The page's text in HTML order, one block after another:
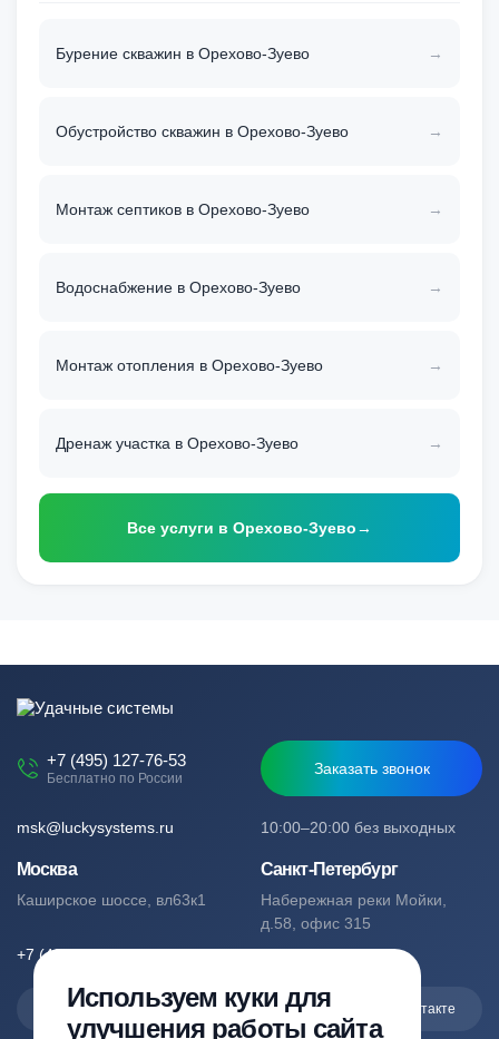
Бурение скважин в Орехово-Зуево
Обустройство скважин в Орехово-Зуево
Монтаж септиков в Орехово-Зуево
Водоснабжение в Орехово-Зуево
Монтаж отопления в Орехово-Зуево
Дренаж участка в Орехово-Зуево
Все услуги в Орехово-Зуево
+7 (495) 127-76-53
Бесплатно по России
Заказать звонок
10:00–20:00 без выходных
msk@luckysystems.ru
Москва
Каширское шоссе, вл63к1
+7 (495) 127-76-53
Санкт-Петербург
Набережная реки Мойки,
д.58, офис 315
+7 (812) 244-49-61
Max Telegram Вконтакте
Используем куки для
улучшения работы сайта